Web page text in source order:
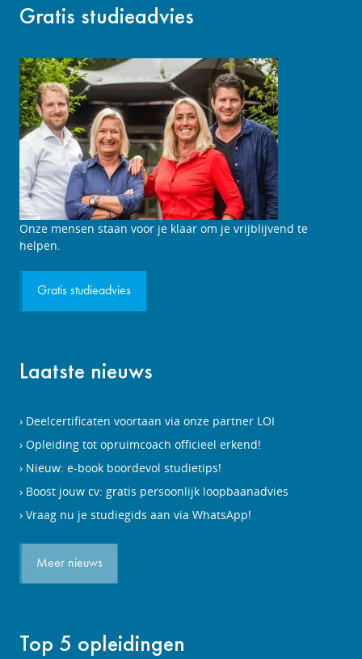
Gratis studieadvies
Studieadviesgesprek
aanvragen
Onze mensen staan voor je klaar om je vrijblijvend te
helpen.
Gratis studieadvies
Laatste nieuws
Deelcertificaten voortaan via onze partner LOI
Opleiding tot opruimcoach officieel erkend!
Nieuw: e-book boordevol studietips!
Boost jouw cv: gratis persoonlijk loopbaanadvies
Vraag nu je studiegids aan via WhatsApp!
Meer nieuws
Top 5 opleidingen